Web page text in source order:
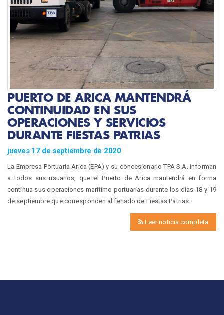
PUERTO DE ARICA MANTENDRÁ
CONTINUIDAD EN SUS
OPERACIONES Y SERVICIOS
DURANTE FIESTAS PATRIAS
jueves 17 de septiembre de 2020
La Empresa Portuaria Arica (EPA) y su concesionario TPA S.A. informan
a todos sus usuarios, que el Puerto de Arica mantendrá en forma
continua sus operaciones marítimo-portuarias durante los días 18 y 19
de septiembre que corresponden al feriado de Fiestas Patrias.
Leer noticia completa